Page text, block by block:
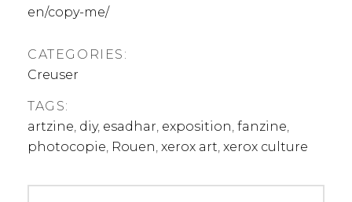
en/copy-me/
CATEGORIES:
Creuser
TAGS:
artzine, diy, esadhar, exposition, fanzine,
photocopie, Rouen, xerox art, xerox culture